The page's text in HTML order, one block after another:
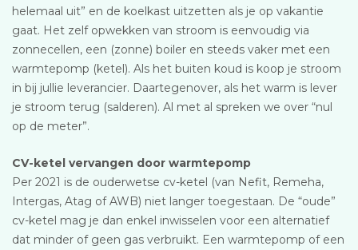
helemaal uit” en de koelkast uitzetten als je op vakantie
gaat. Het zelf opwekken van stroom is eenvoudig via
zonnecellen, een (zonne) boiler en steeds vaker met een
warmtepomp (ketel). Als het buiten koud is koop je stroom
in bij jullie leverancier. Daartegenover, als het warm is lever
je stroom terug (salderen). Al met al spreken we over “nul
op de meter”.
CV-ketel vervangen door warmtepomp
Per 2021 is de ouderwetse cv-ketel (van Nefit, Remeha,
Intergas, Atag of AWB) niet langer toegestaan. De “oude”
cv-ketel mag je dan enkel inwisselen voor een alternatief
dat minder of geen gas verbruikt. Een warmtepomp of een